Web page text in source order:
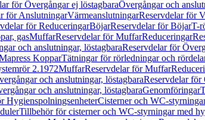
för Övergångar ej löstagbaraÖvergångar och
för AnslutningarVärmeanslutningarReservdelar för
för ReduceringarBöjarReservdelar för BöjarT-
gasMuffarReservdelar för MuffarReduceringar
och anslutningar, löstagbaraReservdelar för
KopparTätningar för rörledningar och
2.1972MuffarReservdelar för Muffar
och anslutningar, löstagbaraReservdelar för
och anslutningar, löstagbaraGenomföringar
HygienspolningsenheterCisterner och WC-
Tillbehör för cisterner och WC-styrningar med